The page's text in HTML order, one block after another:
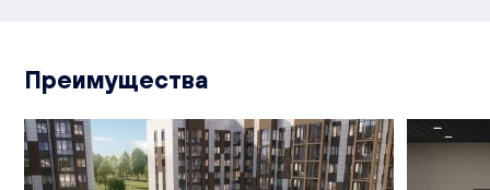
Преимущества